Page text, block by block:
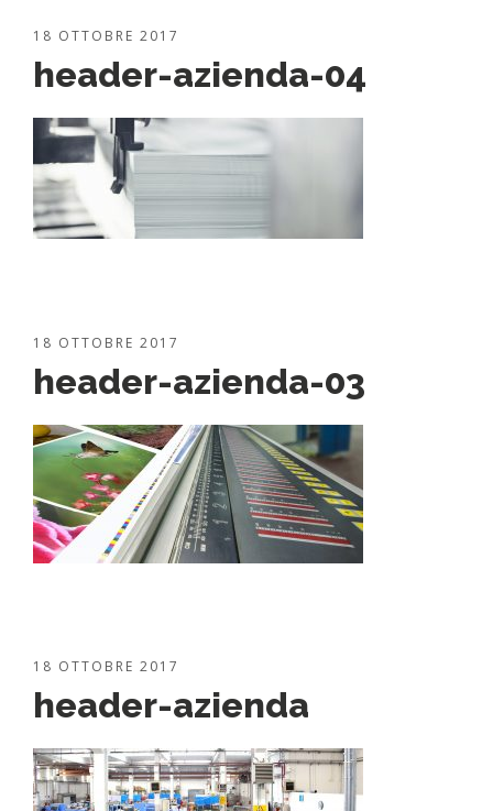
18 OTTOBRE 2017
header-azienda-04
18 OTTOBRE 2017
header-azienda-03
18 OTTOBRE 2017
header-azienda